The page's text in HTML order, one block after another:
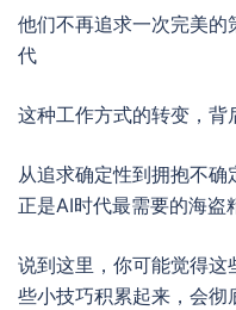
他们不再追求一次完美的
代
这种工作方式的转变，
从追求确定性到拥抱不
正是AI时代最需要的海盗
说到这里，你可能觉得
些小技巧积累起来，会彻